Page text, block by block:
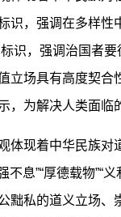
识，强调在多样性
标识，强调治国者
立场具有高度契
，为解决人类面临
现着中华民族对
息”“厚德载物”“
黜私的道义立场